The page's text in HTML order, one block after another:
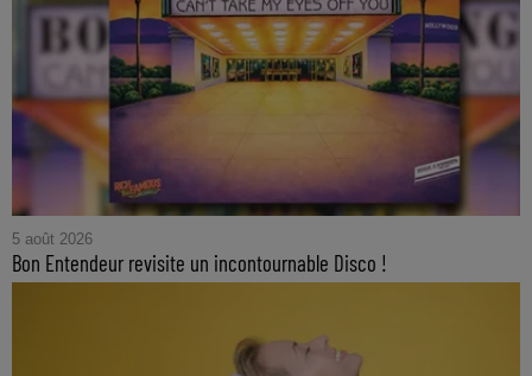
5 août 2026
Bon Entendeur revisite un incontournable Disco !